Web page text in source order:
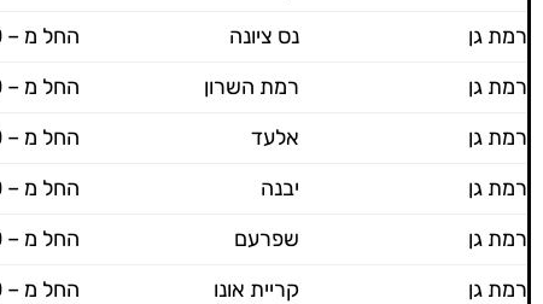
רמת גן
נס ציונה
החל מ – 600 ש"ח
רמת גן
רמת השרון
החל מ – 600 ש"ח
רמת גן
אלעד
החל מ – 600 ש"ח
רמת גן
יבנה
החל מ – 600 ש"ח
רמת גן
שפרעם
החל מ – 700 ש"ח
רמת גן
קריית אונו
החל מ – 600 ש"ח